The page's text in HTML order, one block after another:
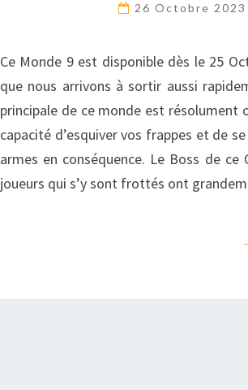
26 Octobre 2023
Ce Monde 9 est disponible dès le 25
que nous arrivons à sortir aussi
principale de ce monde est
capacité d’esquiver vos frappes et de
armes en conséquence. Le Boss de
joueurs qui s’y sont frottés ont